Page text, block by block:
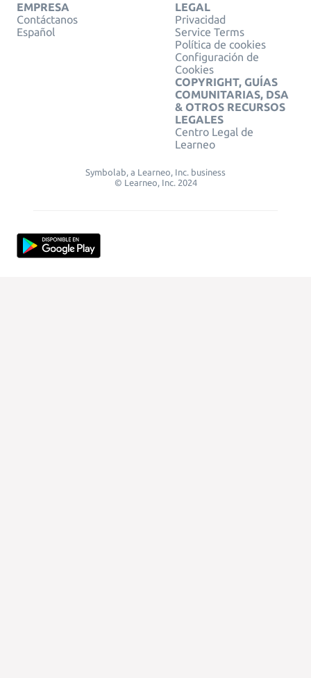
EMPRESA
Contáctanos
Español
LEGAL
Privacidad
Service Terms
Política de cookies
Configuración de
Cookies
COPYRIGHT, GUÍAS
COMUNITARIAS, DSA
& OTROS RECURSOS
LEGALES
Centro Legal de
Learneo
Symbolab, a Learneo, Inc. business
© Learneo, Inc. 2024